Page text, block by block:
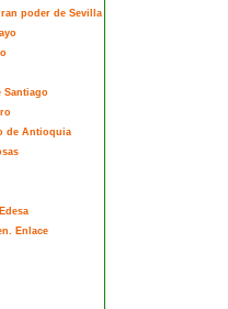
poder de Sevilla
Santiago
de Antioquia
Enlace